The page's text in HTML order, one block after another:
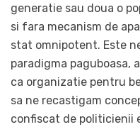
generatie sau doua o
si fara mecanism de
stat omnipotent. Este
paradigma paguboasa,
ca organizatie pentru
sa ne recastigam
confiscat de politicienii